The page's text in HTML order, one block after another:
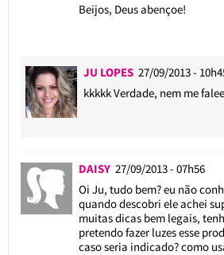
Beijos, Deus abençoe!
JU LOPES 27/09/2013 -
kkkkk Verdade, nem me
DAISY 27/09/2013 - 07h56
Oi Ju, tudo bem? eu não
quando descobri ele achei
muitas dicas bem legais,
pretendo fazer luzes esse
caso seria indicado? como